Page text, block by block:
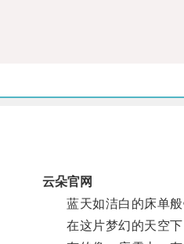
云朵官网
蓝天如洁白的床单般
在这片梦幻的天空下